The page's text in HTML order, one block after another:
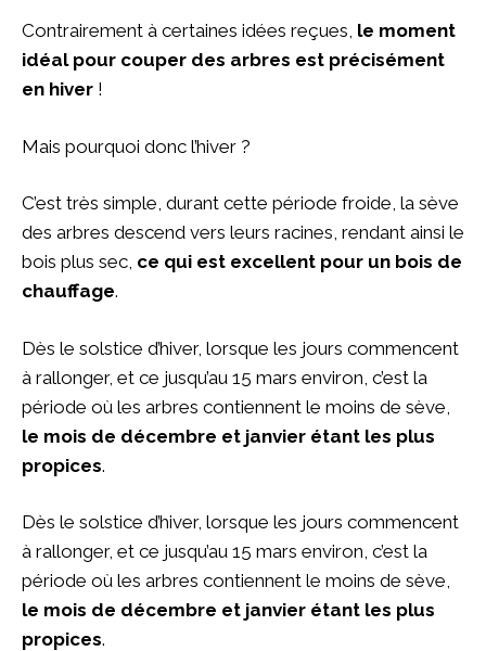
Contrairement à certaines idées reçues, le moment
idéal pour couper des arbres est précisément
en hiver !
Mais pourquoi donc l’hiver ?
C’est très simple, durant cette période froide, la sève
des arbres descend vers leurs racines, rendant ainsi le
bois plus sec, ce qui est excellent pour un bois de
chauffage.
Dès le solstice d’hiver, lorsque les jours commencent
à rallonger, et ce jusqu’au 15 mars environ, c’est la
période où les arbres contiennent le moins de sève,
le mois de décembre et janvier étant les plus
propices.
Dès le solstice d’hiver, lorsque les jours commencent
à rallonger, et ce jusqu’au 15 mars environ, c’est la
période où les arbres contiennent le moins de sève,
le mois de décembre et janvier étant les plus
propices.